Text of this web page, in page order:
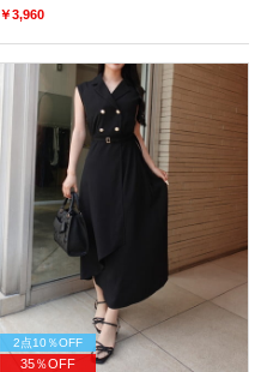
￥3,960
2点10％OFF
35％OFF